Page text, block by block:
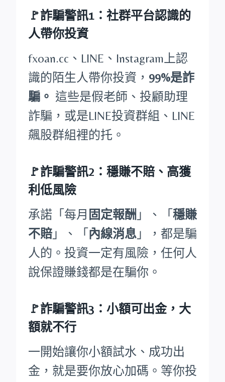
🚩詐騙警訊1：社群平台認識的
人帶你投資
fxoan.cc、LINE、Instagram上認
識的陌生人帶你投資， 99%是詐
騙。 這些是假老師、投顧助理
詐騙，或是LINE投資群組、LINE
飆股群組裡的托。
🚩詐騙警訊2：穩賺不賠、高獲
利低風險
承諾「每月 固定報酬 」、「 穩賺
不賠 」、「 內線消息 」，都是騙
人的。投資一定有風險，任何人
說保證賺錢都是在騙你。
🚩詐騙警訊3：小額可出金，大
額就不行
一開始讓你小額試水、成功出
金，就是要你放心加碼。等你投